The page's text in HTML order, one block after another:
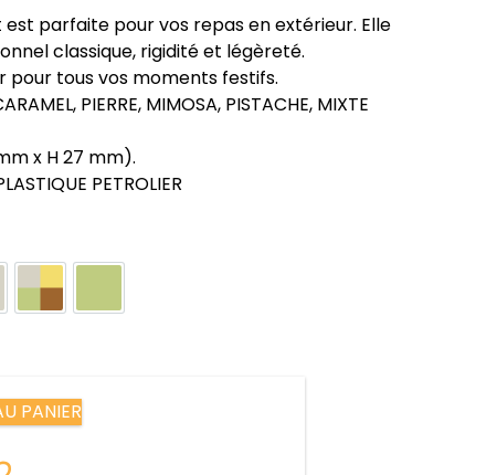
est parfaite pour vos repas en extérieur. Elle
classique, rigidité et légèreté.
pour tous vos moments festifs.
PIERRE, MIMOSA, PISTACHE, MIXTE
x H 27 mm).
PETROLIER
Pierre, Mimosa, Pistache et Caramel
Pistache
PANIER